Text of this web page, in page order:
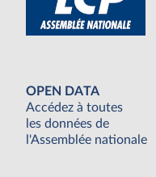
OPEN DATA
Accédez à toutes
les données de
l'Assemblée nationale